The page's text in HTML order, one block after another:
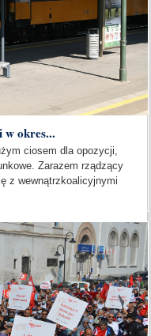
w okres...
ciosem dla opozycji,
Zarazem rządzący
z wewnątrzkoalicyjnymi